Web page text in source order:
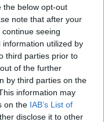
the below opt-out
note that after your
seeing
utilized by
third parties prior to
of the further
by third parties on the
information may
on the IAB’s List of
disclose it to other